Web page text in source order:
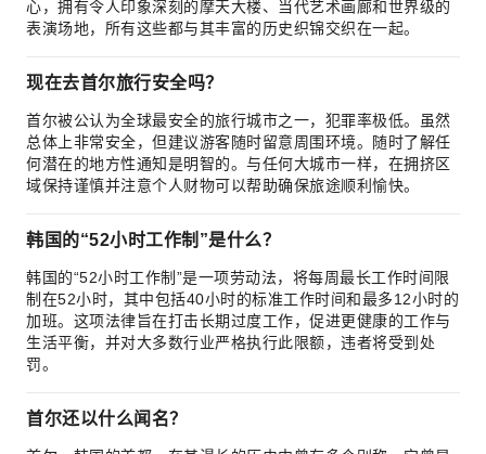
心，拥有令人印象深刻的摩天大楼、当代艺术画廊和世界级的
表演场地，所有这些都与其丰富的历史织锦交织在一起。
现在去首尔旅行安全吗？
首尔被公认为全球最安全的旅行城市之一，犯罪率极低。虽然
总体上非常安全，但建议游客随时留意周围环境。随时了解任
何潜在的地方性通知是明智的。与任何大城市一样，在拥挤区
域保持谨慎并注意个人财物可以帮助确保旅途顺利愉快。
韩国的“52小时工作制”是什么？
韩国的“52小时工作制”是一项劳动法，将每周最长工作时间限
制在52小时，其中包括40小时的标准工作时间和最多12小时的
加班。这项法律旨在打击长期过度工作，促进更健康的工作与
生活平衡，并对大多数行业严格执行此限额，违者将受到处
罚。
首尔还以什么闻名？